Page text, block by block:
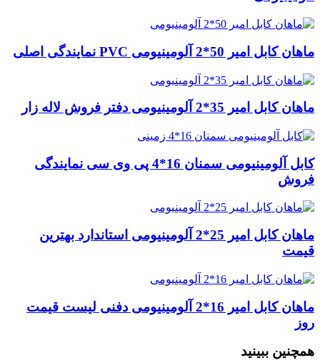
ماهان کابل امیر 50*2 آلومینیومی PVC نمایندگی اصلی
ماهان کابل امیر 35*2 آلومینیومی دفتر فروش لاله زار
کابل آلومینیومی سمنان 16*4 پی وی سی نمایندگی
فروش
ماهان کابل امیر 25*2 آلومینیومی استاندارد بهترین
قیمت
ماهان کابل امیر 16*2 آلومینیومی دفنی لیست قیمت
روز
همچنین ببینید